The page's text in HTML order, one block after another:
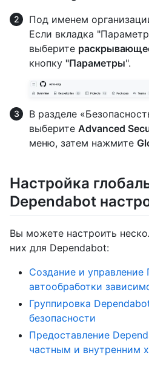
Под именем
Если вкладка
выберите
кнопку "Параметры".
В разделе
выберите Advanced
меню, затем нажмите
Настройка
Dependabot
Вы можете настроить
них для Dependabot:
Создание и управление
автообработки
Группировка
безопасности
Предоставление
частным и внутренним